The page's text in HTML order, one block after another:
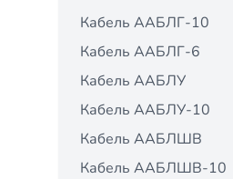
Кабель ААБЛГ-10
Кабель ААБЛГ-6
Кабель ААБЛУ
Кабель ААБЛУ-10
Кабель ААБЛШВ
Кабель ААБЛШВ-10